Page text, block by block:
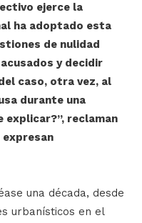
ejerce la
ha adoptado esta
de nulidad
y decidir
caso, otra vez, al
durante una
explicar?”, reclaman
expresan
una década, desde
urbanísticos en el